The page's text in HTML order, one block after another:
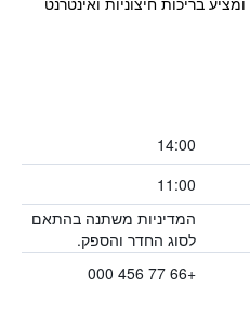
14:00
11:00
המדיניות משתנה בהתאם
לסוג החדר והספק.
+66 77 456 000